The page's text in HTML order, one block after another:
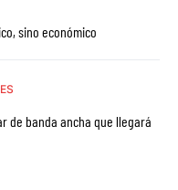
sino económico
de banda ancha que llegará